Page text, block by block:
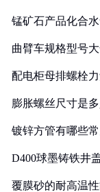
锰矿石产品化合
曲臂车规格型号
配电柜母排螺栓
膨胀螺丝尺寸是
镀锌方管有哪些
D400球墨铸铁井
覆膜砂的耐高温